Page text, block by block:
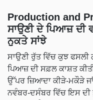
Production and
ਸਾਉਣੀ ਦੇ ਪਿਆਜ਼ ਦੀ
ਨੁਕਤੇ ਸਾਂਝੇ
ਸਾਉਣੀ ਰੁੱਤ ਵਿੱਚ ਕੁਝ
ਪਿਆਜ਼ ਦੀ ਸਫ਼ਲ ਕਾਸ਼ਤ
ਉੱਪਰ ਜ਼ਿਆਦਾ ਕੀੜੇ-ਮਕੌੜੇ
ਨਵੰਬਰ-ਦਸੰਬਰ ਵਿੱਚ ਇਸ